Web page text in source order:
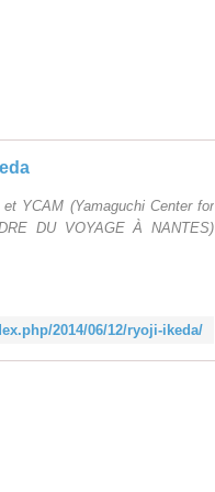
YCAM (Yamaguchi Center for
DU VOYAGE À NANTES)
2014/06/12/ryoji-ikeda/